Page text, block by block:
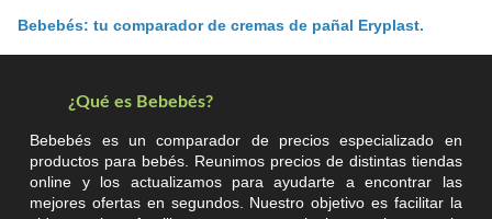
Bebebés: tu comparador de cremas de pañal Eryplast.
¿Qué es Bebebés?
Bebebés es un comparador de precios especializado en
productos para bebés. Reunimos precios de distintas tiendas
online y los actualizamos para ayudarte a encontrar las
mejores ofertas en segundos. Nuestro objetivo es facilitar la